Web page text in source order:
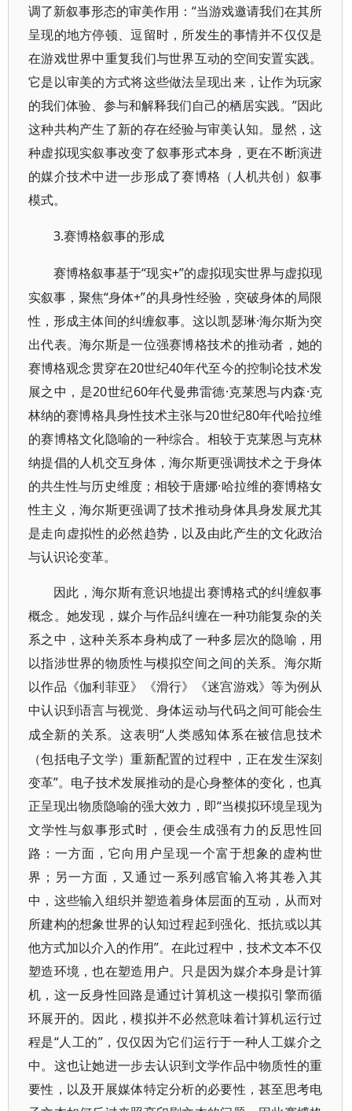
调了新叙事形态的审美作用：“当游戏邀请我们在其所
呈现的地方停顿、逗留时，所发生的事情并不仅仅是
在游戏世界中重复我们与世界互动的空间安置实践。
它是以审美的方式将这些做法呈现出来，让作为玩家
的我们体验、参与和解释我们自己的栖居实践。”因此
这种共构产生了新的存在经验与审美认知。显然，这
种虚拟现实叙事改变了叙事形式本身，更在不断演进
的媒介技术中进一步形成了赛博格（人机共创）叙事
模式。
3.赛博格叙事的形成
赛博格叙事基于“现实+”的虚拟现实世界与虚拟现
实叙事，聚焦“身体+”的具身性经验，突破身体的局限
性，形成主体间的纠缠叙事。这以凯瑟琳·海尔斯为突
出代表。海尔斯是一位强赛博格技术的推动者，她的
赛博格观念贯穿在20世纪40年代至今的控制论技术发
展之中，是20世纪60年代曼弗雷德·克莱恩与内森·克
林纳的赛博格具身性技术主张与20世纪80年代哈拉维
的赛博格文化隐喻的一种综合。相较于克莱恩与克林
纳提倡的人机交互身体，海尔斯更强调技术之于身体
的共生性与历史维度；相较于唐娜·哈拉维的赛博格女
性主义，海尔斯更强调了技术推动身体具身发展尤其
是走向虚拟性的必然趋势，以及由此产生的文化政治
与认识论变革。
因此，海尔斯有意识地提出赛博格式的纠缠叙事
概念。她发现，媒介与作品纠缠在一种功能复杂的关
系之中，这种关系本身构成了一种多层次的隐喻，用
以指涉世界的物质性与模拟空间之间的关系。海尔斯
以作品《伽利菲亚》《滑行》《迷宫游戏》等为例从
中认识到语言与视觉、身体运动与代码之间可能会生
成全新的关系。这表明“人类感知体系在被信息技术
（包括电子文学）重新配置的过程中，正在发生深刻
变革”。电子技术发展推动的是心身整体的变化，也真
正呈现出物质隐喻的强大效力，即“当模拟环境呈现为
文学性与叙事形式时，便会生成强有力的反思性回
路：一方面，它向用户呈现一个富于想象的虚构世
界；另一方面，又通过一系列感官输入将其卷入其
中，这些输入组织并塑造着身体层面的互动，从而对
所建构的想象世界的认知过程起到强化、抵抗或以其
他方式加以介入的作用”。在此过程中，技术文本不仅
塑造环境，也在塑造用户。只是因为媒介本身是计算
机，这一反身性回路是通过计算机这一模拟引擎而循
环展开的。因此，模拟并不必然意味着计算机运行过
程是“人工的”，仅仅因为它们运行于一种人工媒介之
中。这也让她进一步去认识到文学作品中物质性的重
要性，以及开展媒体特定分析的必要性，甚至思考电